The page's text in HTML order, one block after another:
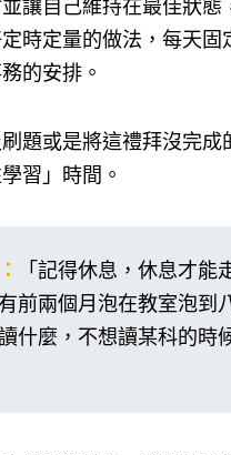
讓自己維持在最佳狀態
時定量的做法，每天固
的安排。
題或是將這禮拜沒完成
習」時間。
「記得休息，休息才能
前兩個月泡在教室泡到
什麼，不想讀某科的時